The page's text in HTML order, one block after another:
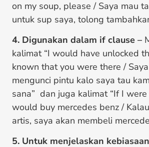
on my soup, please / Saya mau
untuk sup saya, tolong
4. Digunakan dalam if clause –
kalimat “I would have unlocked
known that you were there /
mengunci pintu kalo saya tau
sana” dan juga kalimat “If I were
would buy mercedes benz /
artis, saya akan membeli
5. Untuk menjelaskan